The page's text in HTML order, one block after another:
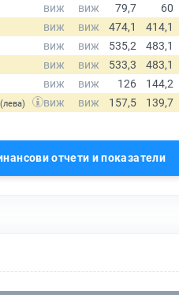
(лева)
отчети и показатели